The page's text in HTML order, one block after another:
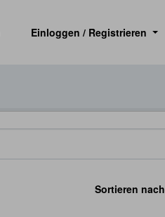
Einloggen / Registrieren
Sortieren nach